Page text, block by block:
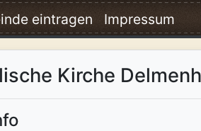
eintragen Impressum
Kirche